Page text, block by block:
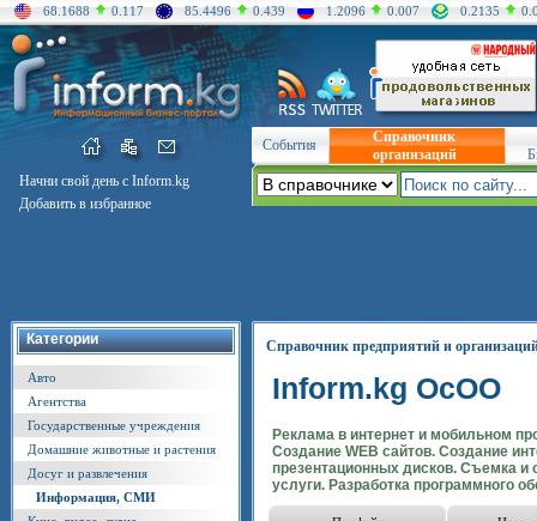
68.1688 0.117 85.4496 0.439 1.2096 0.007 0.2135
Начни свой день с Inform.kg
Добавить в избранное
События
Справочник
организаций
Категории
Авто
Агентства
Государственные учреждения
Домашние животные и растения
Досуг и развлечения
Информация, СМИ
Справочник предприятий и
Inform.kg ОсОО
Реклама в интернет и мобильном
Создание WEB сайтов. Создание
презентационных дисков. Съемка
услуги. Разработка программного